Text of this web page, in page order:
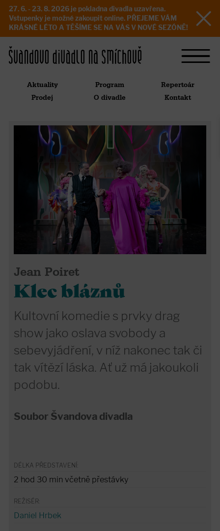
27. 6. - 23. 8. 2026 je pokladna divadla uzavřena.
Vstupenky je možné zakoupit online. PŘEJEME VÁM
KRÁSNÉ LÉTO A TĚŠÍME SE NA VÁS V NOVÉ SEZÓNĚ!
Aktuality Program
Repertoár
Prodej
O divadle Kontakt
Jean Poiret
Klec bláznů
Kultovní komedie s prvky drag
show jako oslava svobody a
sebevyjádření, v níž nakonec tak či
tak vítězí láska. Ať už má jakoukoli
podobu.
Soubor Švandova divadla
DÉLKA PŘEDSTAVENÍ:
2 hod 30 min včetně přestávky
REŽISÉR:
Daniel Hrbek